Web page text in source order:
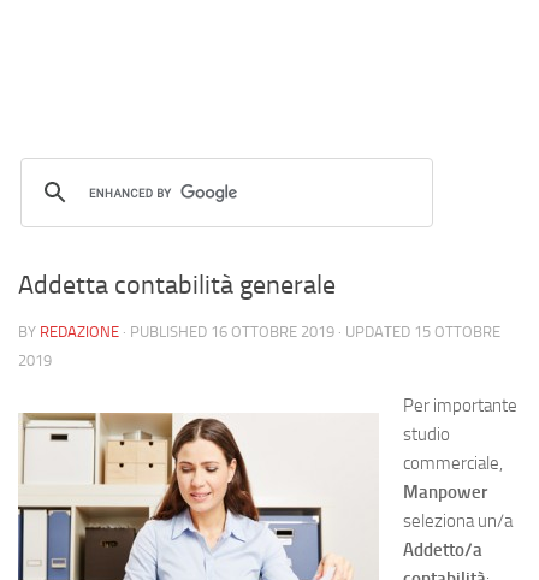
Addetta contabilità generale
BY REDAZIONE · PUBLISHED 16 OTTOBRE 2019 · UPDATED 15 OTTOBRE
2019
Per importante
studio
commerciale,
Manpower
seleziona un/a
Addetto/a